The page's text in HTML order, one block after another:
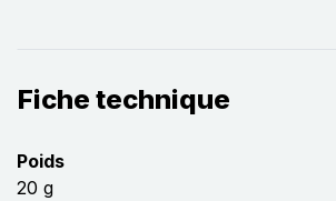
Fiche technique
Poids
20 g